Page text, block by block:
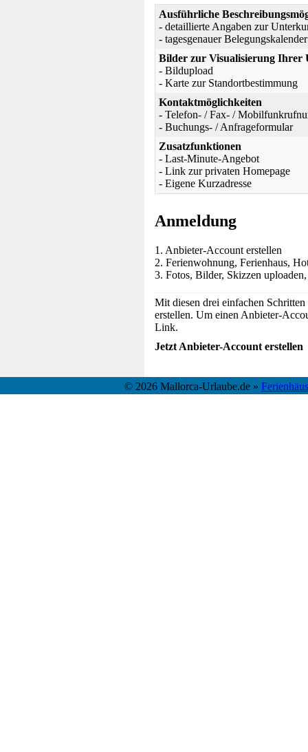
Ausführliche
- detaillierte Angaben zur
- tagesgenauer Belegungskalender
Bilder zur Visualisierung Ihrer
- Bildupload
- Karte zur Standortbestimmung
Kontaktmöglichkeiten
- Telefon- / Fax- /
- Buchungs- / Anfrageformular
Zusatzfunktionen
- Last-Minute-Angebot
- Link zur privaten Homepage
- Eigene Kurzadresse
Anmeldung
1. Anbieter-Account erstellen
2. Ferienwohnung, Ferienhaus,
3. Fotos, Bilder, Skizzen
Mit diesen drei einfachen
erstellen. Um einen Anbieter-
Link.
Jetzt Anbieter-Account erstellen
© 2026 Mallorca-Urlaube.de »